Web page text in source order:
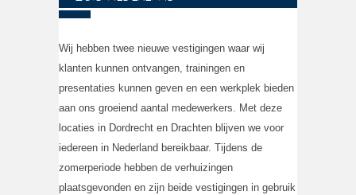
Wij hebben twee nieuwe vestigingen waar wij
klanten kunnen ontvangen, trainingen en
presentaties kunnen geven en een werkplek bieden
aan ons groeiend aantal medewerkers. Met deze
locaties in Dordrecht en Drachten blijven we voor
iedereen in Nederland bereikbaar. Tijdens de
zomerperiode hebben de verhuizingen
plaatsgevonden en zijn beide vestigingen in gebruik